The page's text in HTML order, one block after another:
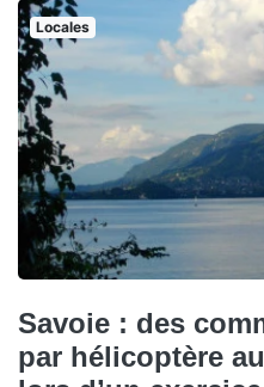
Locales
Savoie : des
par hélicoptère